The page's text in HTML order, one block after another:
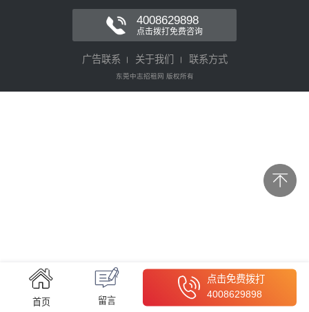
首页 留言
点击免费拨打
4008629898
4008629898
点击拨打免费咨询
广告联系 关于我们 联系方式
东莞中志招租网 版权所有